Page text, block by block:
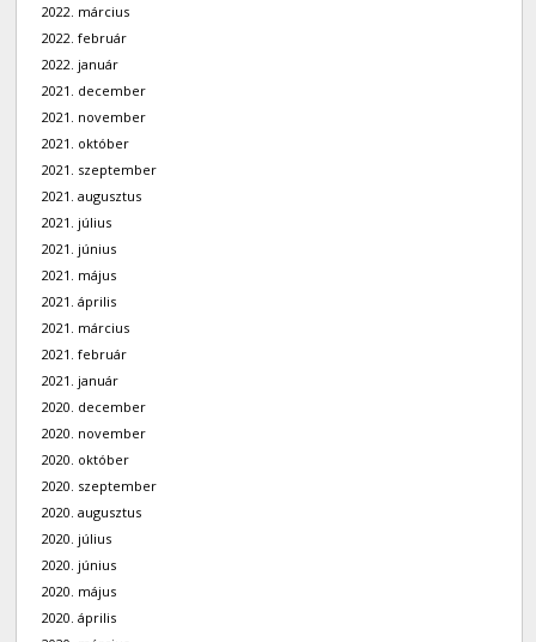
2022. március
2022. február
2022. január
2021. december
2021. november
2021. október
2021. szeptember
2021. augusztus
2021. július
2021. június
2021. május
2021. április
2021. március
2021. február
2021. január
2020. december
2020. november
2020. október
2020. szeptember
2020. augusztus
2020. július
2020. június
2020. május
2020. április